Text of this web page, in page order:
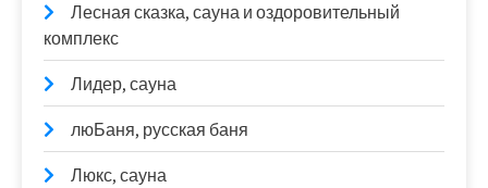
Лесная сказка, сауна и оздоровительный
комплекс
Лидер, сауна
люБаня, русская баня
Люкс, сауна